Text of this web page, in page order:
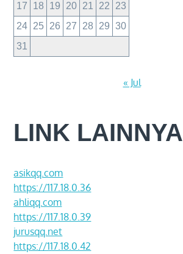
17
18 19 20 21 22
23
24 25 26 27 28 29
30
31
« Jul
LINK LAINNYA
asikqq.com
https://117.18.0.36
ahliqq.com
https://117.18.0.39
jurusqq.net
https://117.18.0.42